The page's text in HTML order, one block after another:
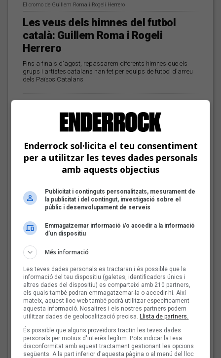
El cromo de Guillem Roma i Rogeli Herrero
Les veus dels himnes del futbol
català: Guillem Roma i Rogeli
Herrero
Fins a finals d'agost, repassarem diferents himnes que els
grups i artistes catalans han fet per equips de futbol d'arreu
dels Països Catalans
vetar el dret a la
informació i ha de venir
donat per una mirada
plural»
futbol català: Deskarats
m’agrada etiquetar-me
de cantautor»
Les veus dels himnes del
futbol català: Miquel
Abras, Mazoni, Sanjosex
i The Gruixut’s
Enderrock sol·licita el teu consentiment
per a utilitzar les teves dades personals
amb aquests objectius
Publicitat i continguts personalitzats, mesurament de
la publicitat i del contingut, investigació sobre el
públic i desenvolupament de serveis
Emmagatzemar informació i/o accedir a la informació
d’un dispositiu
Més informació
Les teves dades personals es tractaran i és possible que la
informació del teu dispositiu (galetes, identificadors únics i
altres dades del dispositiu) es comparteixi amb 210 partners,
els quals també podran emmagatzemar-la o accedir-hi. Així
mateix, aquest lloc web també podrà utilitzar específicament
aquesta informació. Nosaltres i els nostres partners podem
utilitzar dades de geolocalització precisa.Llista de partners.
És possible que alguns proveïdors tractin les teves dades
personals per motius d'interès legítim. Pots indicar la teva
disconformitat amb aquest tractament gestionant les opcions
següents. A la part inferior d'aquesta pàgina o al menú del lloc